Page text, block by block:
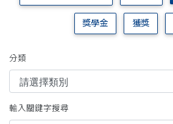
獎學金 獲獎
分類
輸入關鍵字搜尋